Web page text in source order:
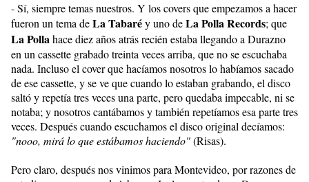
- Sí, siempre temas nuestros. Y los covers que empezamos a hacer
fueron un tema deLa Tabaréy uno deLa Polla Records; que
La Pollahace diez años atrás recién estaba llegando a Durazno
en un cassette grabado treinta veces arriba, que no se escuchaba
nada. Incluso el cover que hacíamos nosotros lo habíamos sacado
de ese cassette, y se ve que cuando lo estaban grabando, el disco
saltó y repetía tres veces una parte, pero quedaba impecable, ni se
notaba; y nosotros cantábamos y también repetíamos esa parte tres
veces. Después cuando escuchamos el disco original decíamos:
"nooo, mirá lo que estábamos haciendo"(Risas).
Pero claro, después nos vinimos para Montevideo, por razones de